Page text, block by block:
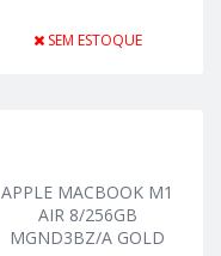
SEM ESTOQUE
APPLE MACBOOK M1
AIR 8/256GB
MGND3BZ/A GOLD